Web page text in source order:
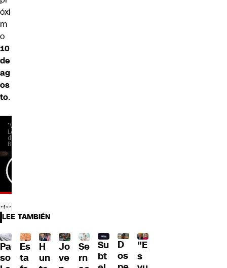
óxi
m
o
10
de
ag
os
to.
LEE TAMBIÉN
Pa
so
Es
ta
H
un
Jo
ve
Se
rn
Su
bt
D
os
"E
s